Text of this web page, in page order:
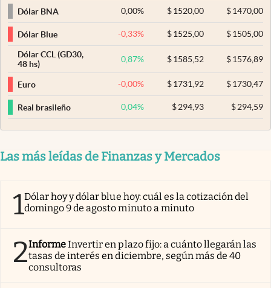
Dólar BNA
0,00% $ 1520,00 $1470,00
Dólar Blue -0,33% $ 1525,00 $1505,00
Dólar CCL (GD30,
48 hs)
0,87% $ 1585,52 $1576,89
Euro -0,00% $ 1731,92 $1730,47
Real brasileño 0,04% $294,93 $294,59
Las más leídas de Finanzas y Mercados
1Dólar hoy y dólar blue hoy: cuál es la cotización del
domingo 9 de agosto minuto a minuto
2InformeInvertir en plazo fijo: a cuánto llegarán las
tasas de interés en diciembre, según más de 40
consultoras